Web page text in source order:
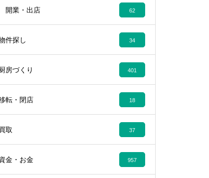
開業・出店 62
件探し 34
厨房づくり 401
転・閉店 18
取 37
金・お金 957